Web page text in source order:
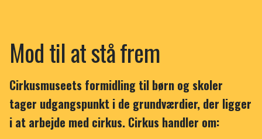
Mod til at stå frem
Cirkusmuseets formidling til børn og skoler
tager udgangspunkt i de grundværdier, der ligger
i at arbejde med cirkus. Cirkus handler om: